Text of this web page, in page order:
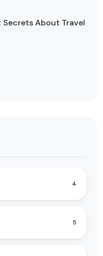
Secrets About Travel
4
5